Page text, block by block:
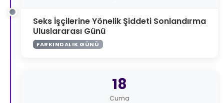
Seks İşçilerine Yönelik Şiddeti Sonlandırma
Uluslararası Günü
FARKINDALIK GÜNÜ
18
Cuma